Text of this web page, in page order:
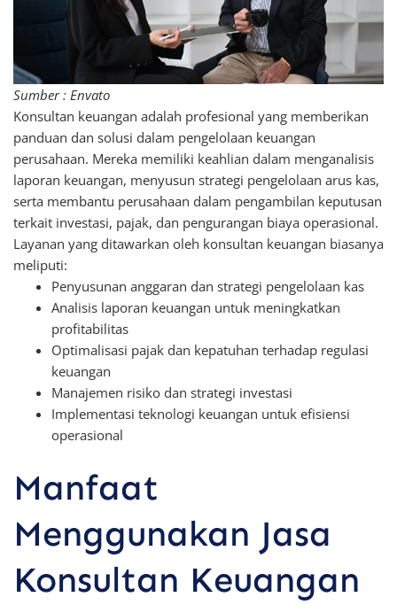
Sumber : Envato
Konsultan keuangan adalah profesional yang memberikan
panduan dan solusi dalam pengelolaan keuangan
perusahaan. Mereka memiliki keahlian dalam menganalisis
laporan keuangan, menyusun strategi pengelolaan arus kas,
serta membantu perusahaan dalam pengambilan keputusan
terkait investasi, pajak, dan pengurangan biaya operasional.
Layanan yang ditawarkan oleh konsultan keuangan biasanya
meliputi:
Penyusunan anggaran dan strategi pengelolaan kas
Analisis laporan keuangan untuk meningkatkan
profitabilitas
Optimalisasi pajak dan kepatuhan terhadap regulasi
keuangan
Manajemen risiko dan strategi investasi
Implementasi teknologi keuangan untuk efisiensi
operasional
Manfaat
Menggunakan Jasa
Konsultan Keuangan